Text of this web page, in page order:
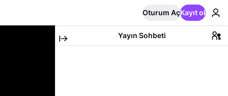
Oturum AçKayıt ol
Yayın Sohbeti